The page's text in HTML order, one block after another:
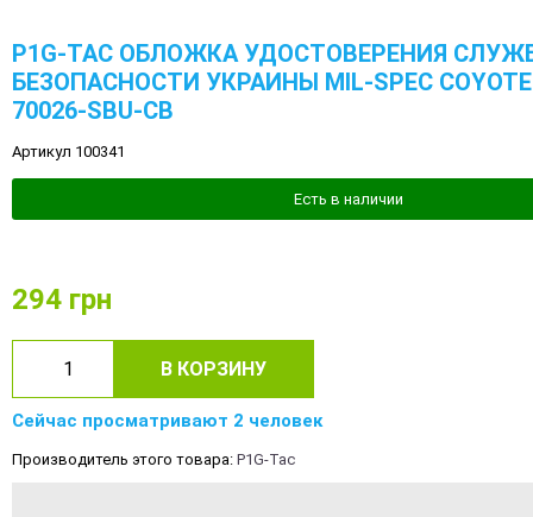
P1G-TAC ОБЛОЖКА УДОСТОВЕРЕНИЯ
БЕЗОПАСНОСТИ УКРАИНЫ MIL-SPEC COYOTE
70026-SBU-CB
Артикул 100341
Есть в наличии
294 грн
В КОРЗИНУ
Сейчас просматривают 2 человек
Производитель этого товара: P1G-Tac